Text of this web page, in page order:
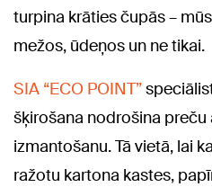
turpina krāties čupās –
mežos, ūdeņos un ne tikai.
SIA “ECO POINT”
šķirošana nodrošina
izmantošanu. Tā vietā, lai
ražotu kartona kastes,